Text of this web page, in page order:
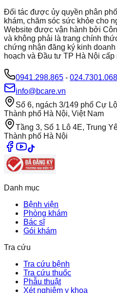
Đối tác được ủy quyền phân
khám, chăm sóc sức khỏe cho
Website được vận hành bởi
và không phải là trang chính
chứng nhận đăng ký kinh
hoạch và Đầu tư TP Hà Nội cấp
0941.298.865 -
info@bcare.vn
Số 6, ngách 3/149 phố Cự
Thành phố Hà Nội, Việt Nam
Tầng 3, Số 1 Lô 4E, Trung
Thành phố Hà Nội
Danh mục
Bệnh viện
Phòng khám
Bác sĩ
Gói khám
Tra cứu
Tra cứu bệnh
Tra cứu thuốc
Phẫu thuật
Xét nghiệm y khoa